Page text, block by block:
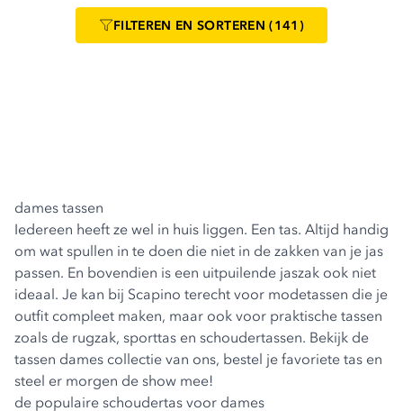
FILTEREN EN SORTEREN (141)
dames tassen
Iedereen heeft ze wel in huis liggen. Een tas. Altijd handig
om wat spullen in te doen die niet in de zakken van je jas
passen. En bovendien is een uitpuilende jaszak ook niet
ideaal. Je kan bij Scapino terecht voor modetassen die je
outfit compleet maken, maar ook voor praktische tassen
zoals de rugzak, sporttas en schoudertassen. Bekijk de
tassen dames collectie van ons, bestel je favoriete tas en
steel er morgen de show mee!
de populaire schoudertas voor dames